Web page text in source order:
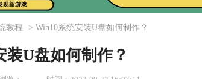
教程 > Win10系统安装U盘如何制作？
装U盘如何制作？